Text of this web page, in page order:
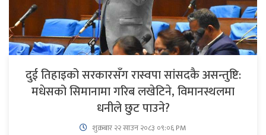
दुई तिहाइको सरकारसँग रास्वपा सांसदकै असन्तुष्टि:
मधेसको सिमानामा गरिब लखेटिने, विमानस्थलमा
धनीले छुट पाउने?
शुक्रबार​ २२ साउन २०८३ ०९:०६ PM